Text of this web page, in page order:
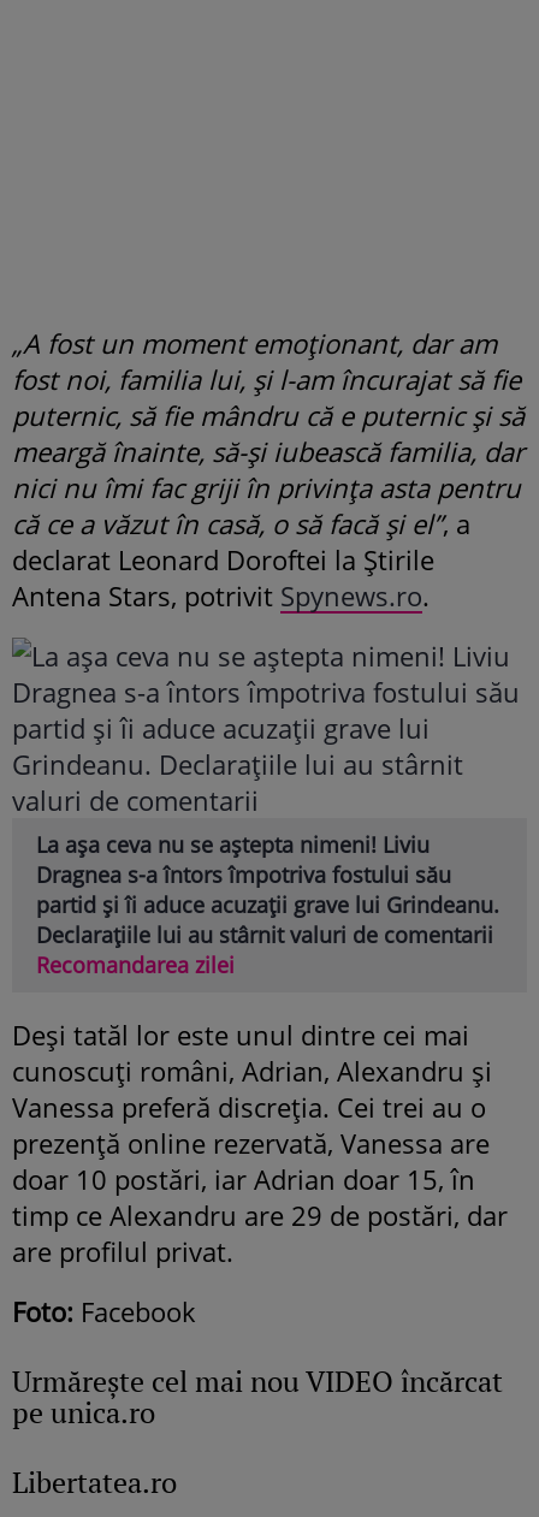
„A fost un moment emoționant, dar am
fost noi, familia lui, și l-am încurajat să fie
puternic, să fie mândru că e puternic și să
meargă înainte, să-și iubească familia, dar
nici nu îmi fac griji în privința asta pentru
că ce a văzut în casă, o să facă și el”, a
declarat Leonard Doroftei la Știrile
Antena Stars, potrivit Spynews.ro.
La așa ceva nu se aștepta nimeni! Liviu
Dragnea s-a întors împotriva fostului său
partid și îi aduce acuzații grave lui Grindeanu.
Declarațiile lui au stârnit valuri de comentarii
Recomandarea zilei
Deși tatăl lor este unul dintre cei mai
cunoscuți români, Adrian, Alexandru și
Vanessa preferă discreția. Cei trei au o
prezență online rezervată, Vanessa are
doar 10 postări, iar Adrian doar 15, în
timp ce Alexandru are 29 de postări, dar
are profilul privat.
Foto: Facebook
Urmăreşte cel mai nou VIDEO încărcat
pe unica.ro
Libertatea.ro